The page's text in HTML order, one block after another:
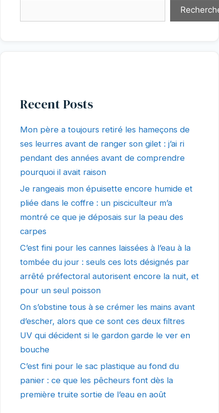
Recent Posts
Mon père a toujours retiré les hameçons de
ses leurres avant de ranger son gilet : j’ai ri
pendant des années avant de comprendre
pourquoi il avait raison
Je rangeais mon épuisette encore humide et
pliée dans le coffre : un pisciculteur m’a
montré ce que je déposais sur la peau des
carpes
C’est fini pour les cannes laissées à l’eau à la
tombée du jour : seuls ces lots désignés par
arrêté préfectoral autorisent encore la nuit, et
pour un seul poisson
On s’obstine tous à se crémer les mains avant
d’escher, alors que ce sont ces deux filtres
UV qui décident si le gardon garde le ver en
bouche
C’est fini pour le sac plastique au fond du
panier : ce que les pêcheurs font dès la
première truite sortie de l’eau en août